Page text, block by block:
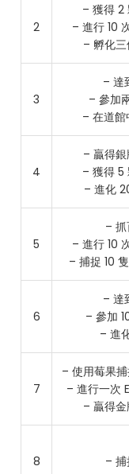
2
– 獲得 2
– 進行 10
– 孵化
3
– 達
– 參加
– 在道館
4
– 贏得
– 獲得 5
– 進化
5
–
– 進行 10
– 捕捉 10
6
– 達
– 參加
– 進
7
– 使用莓果
– 進行一次
– 贏得
8 –